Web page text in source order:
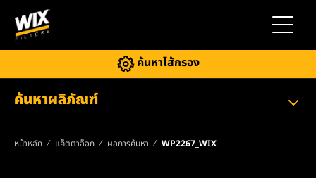
สลับการ
ค้นหาไส้กรอง
ค้นหาผลิภัณฑ์
หน้าหลัก แค็ตตาล็อก ผลการค้นหา WP2267_WIX